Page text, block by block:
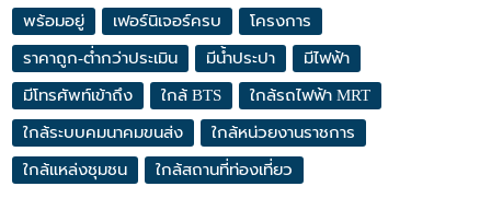
พร้อมอยู่ เฟอร์นิเจอร์ครบ โครงการ
ราคาถูก-ต่ำกว่าประเมิน มีน้ำประปา มีไฟฟ้า
มีโทรศัพท์เข้าถึง ใกล้ BTS ใกล้รถไฟฟ้า MRT
ใกล้ระบบคมนาคมขนส่ง ใกล้หน่วยงานราชการ
ใกล้แหล่งชุมชน ใกล้สถานที่ท่องเที่ยว